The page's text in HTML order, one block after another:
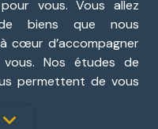
vous. Vous allez
biens que nous
cœur d’accompagner
Nos études de
permettent de vous
de vous rencontrer.